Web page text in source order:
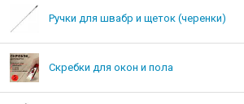
Ручки для швабр и щеток (черенки)
Скребки для окон и пола